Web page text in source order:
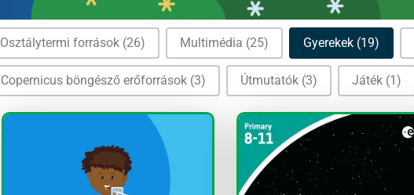
Osztálytermi források (26) Multimédia (25) Gyerekek (19)
Copernicus böngésző erőforrások (3) Útmutatók (3) Játék (1)